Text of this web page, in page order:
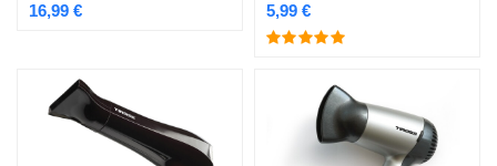
16,99 € 5,99 €